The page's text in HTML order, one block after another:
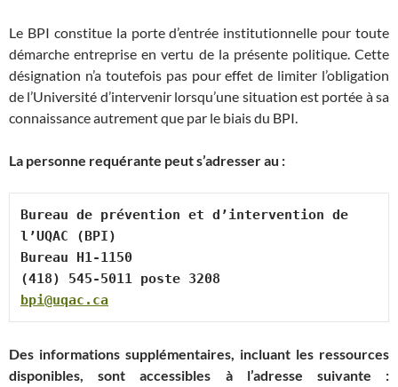
Le BPI constitue la porte d’entrée institutionnelle pour toute
démarche entreprise en vertu de la présente politique. Cette
désignation n’a toutefois pas pour effet de limiter l’obligation
de l’Université d’intervenir lorsqu’une situation est portée à sa
connaissance autrement que par le biais du BPI.
La personne requérante peut s’adresser au :
Bureau de prévention et d’intervention de
l’UQAC (BPI)
Bureau H1-1150
(418) 545-5011 poste 3208
bpi@uqac.ca
Des informations supplémentaires, incluant les ressources
disponibles, sont accessibles à l’adresse suivante :